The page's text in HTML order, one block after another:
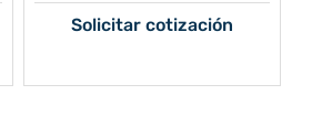
Solicitar cotización